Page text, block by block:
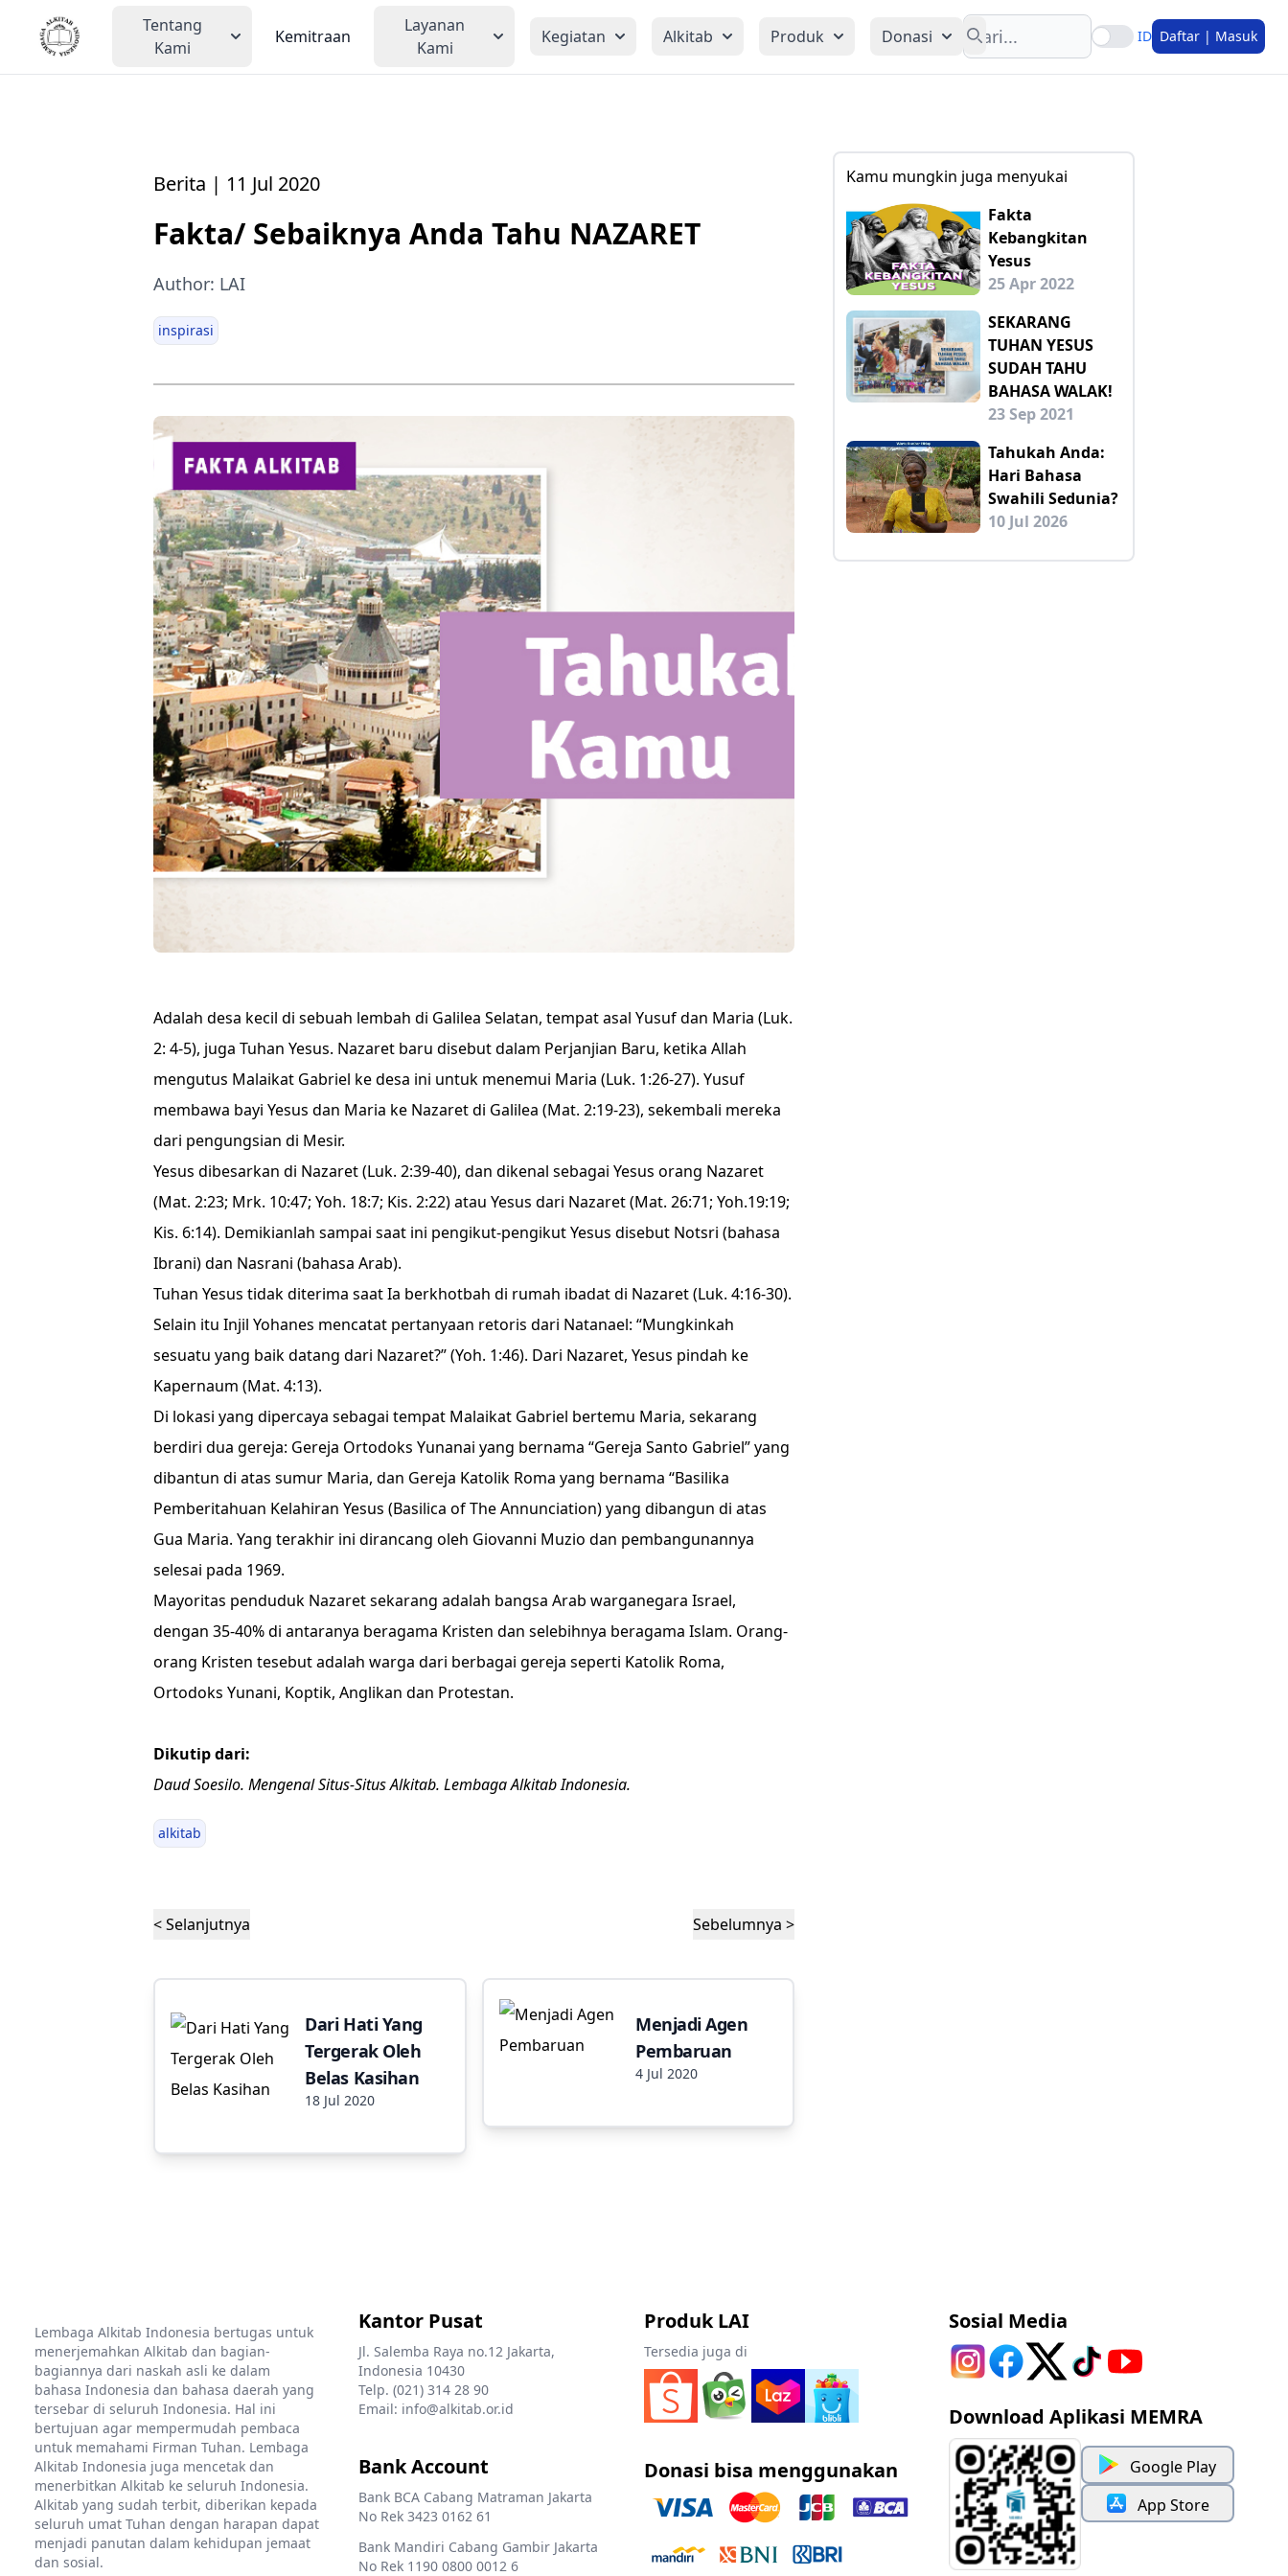
Tentang
Kami
Kemitraan
Layanan
Kami
Kegiatan Alkitab Produk Donasi
Search
ID Daftar | Masuk
Berita | 11 Jul 2020
Fakta/ Sebaiknya Anda Tahu NAZARET
Author: LAI
inspirasi
Adalah desa kecil di sebuah lembah di Galilea Selatan, tempat asal Yusuf dan Maria (Luk.
2: 4-5), juga Tuhan Yesus. Nazaret baru disebut dalam Perjanjian Baru, ketika Allah
mengutus Malaikat Gabriel ke desa ini untuk menemui Maria (Luk. 1:26-27). Yusuf
membawa bayi Yesus dan Maria ke Nazaret di Galilea (Mat. 2:19-23), sekembali mereka
dari pengungsian di Mesir.
Yesus dibesarkan di Nazaret (Luk. 2:39-40), dan dikenal sebagai Yesus orang Nazaret
(Mat. 2:23; Mrk. 10:47; Yoh. 18:7; Kis. 2:22) atau Yesus dari Nazaret (Mat. 26:71; Yoh.19:19;
Kis. 6:14). Demikianlah sampai saat ini pengikut-pengikut Yesus disebut Notsri (bahasa
Ibrani) dan Nasrani (bahasa Arab).
Tuhan Yesus tidak diterima saat Ia berkhotbah di rumah ibadat di Nazaret (Luk. 4:16-30).
Selain itu Injil Yohanes mencatat pertanyaan retoris dari Natanael: “Mungkinkah
sesuatu yang baik datang dari Nazaret?” (Yoh. 1:46). Dari Nazaret, Yesus pindah ke
Kapernaum (Mat. 4:13).
Di lokasi yang dipercaya sebagai tempat Malaikat Gabriel bertemu Maria, sekarang
berdiri dua gereja: Gereja Ortodoks Yunanai yang bernama “Gereja Santo Gabriel” yang
dibantun di atas sumur Maria, dan Gereja Katolik Roma yang bernama “Basilika
Pemberitahuan Kelahiran Yesus (Basilica of The Annunciation) yang dibangun di atas
Gua Maria. Yang terakhir ini dirancang oleh Giovanni Muzio dan pembangunannya
selesai pada 1969.
Mayoritas penduduk Nazaret sekarang adalah bangsa Arab warganegara Israel,
dengan 35-40% di antaranya beragama Kristen dan selebihnya beragama Islam. Orang-
orang Kristen tesebut adalah warga dari berbagai gereja seperti Katolik Roma,
Ortodoks Yunani, Koptik, Anglikan dan Protestan.
Dikutip dari:
Daud Soesilo. Mengenal Situs-Situs Alkitab. Lembaga Alkitab Indonesia.
alkitab
< Selanjutnya Sebelumnya >
Dari Hati Yang
Tergerak Oleh
Belas Kasihan
18 Jul 2020
Menjadi Agen
Pembaruan
4 Jul 2020
Kamu mungkin juga menyukai
Fakta
Kebangkitan
Yesus
25 Apr 2022
SEKARANG
TUHAN YESUS
SUDAH TAHU
BAHASA WALAK!
23 Sep 2021
Tahukah Anda:
Hari Bahasa
Swahili Sedunia?
10 Jul 2026
Lembaga Alkitab Indonesia bertugas untuk
menerjemahkan Alkitab dan bagian-
bagiannya dari naskah asli ke dalam
bahasa Indonesia dan bahasa daerah yang
tersebar di seluruh Indonesia. Hal ini
bertujuan agar mempermudah pembaca
untuk memahami Firman Tuhan. Lembaga
Alkitab Indonesia juga mencetak dan
menerbitkan Alkitab ke seluruh Indonesia.
Alkitab yang sudah terbit, diberikan kepada
seluruh umat Tuhan dengan harapan dapat
menjadi panutan dalam kehidupan jemaat
dan sosial.
Kantor Pusat
Jl. Salemba Raya no.12 Jakarta,
Indonesia 10430
Telp. (021) 314 28 90
Email: info@alkitab.or.id
Bank Account
Bank BCA Cabang Matraman Jakarta
No Rek 3423 0162 61
Bank Mandiri Cabang Gambir Jakarta
No Rek 1190 0800 0012 6
Produk LAI
Tersedia juga di
Donasi bisa menggunakan
Sosial Media
Download Aplikasi MEMRA
Google Play
App Store